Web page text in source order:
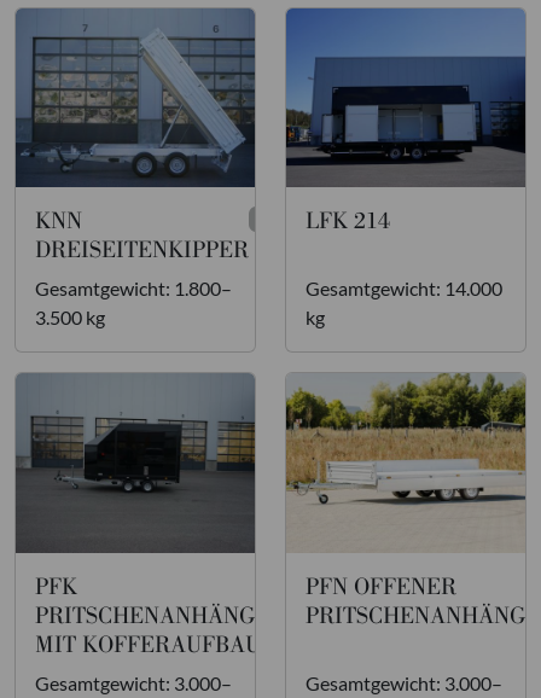
KNN
DREISEITENKIPPER
Gesamtgewicht: 1.800–
3.500 kg
LFK 214
Gesamtgewicht: 14.000
kg
PFK
PRITSCHENANHÄNGER
MIT KOFFERAUFBAU
Gesamtgewicht: 3.000–
PFN OFFENER
Gesamtgewicht: 3.000–